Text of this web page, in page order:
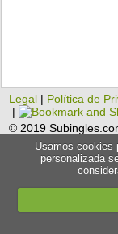
Legal | Política de
|
© 2019
Usamos cookies
personalizada